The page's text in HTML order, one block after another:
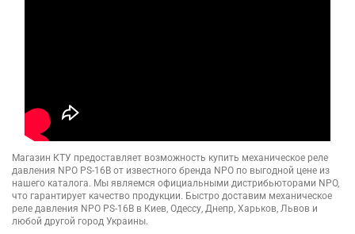
Магазин КТУ предоставляет возможность купить механическое реле
давления NPO PS-16B от известного бренда NPO по выгодной цене из
нашего каталога. Мы являемся официальными дистрибьюторами NPO,
что гарантирует качество продукции. Быстро доставим механическое
реле давления NPO PS-16B в Киев, Одессу, Днепр, Харьков, Львов и
любой другой город Украины.